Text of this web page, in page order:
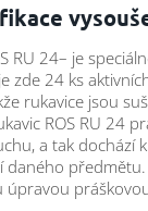
RU 24– je
zde 24 ks
rukavice jsou
ROS RU 24
a tak dochází
daného
úpravou